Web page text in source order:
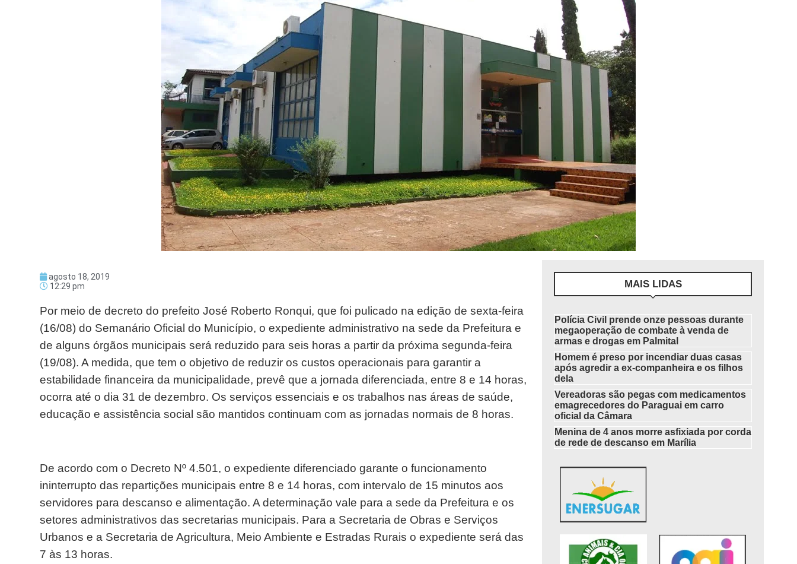
agosto 18, 2019
12:29 pm
Por meio de decreto do prefeito José Roberto Ronqui, que foi pulicado na edição de sexta-feira
(16/08) do Semanário Oficial do Município, o expediente administrativo na sede da Prefeitura e
de alguns órgãos municipais será reduzido para seis horas a partir da próxima segunda-feira
(19/08). A medida, que tem o objetivo de reduzir os custos operacionais para garantir a
estabilidade financeira da municipalidade, prevê que a jornada diferenciada, entre 8 e 14 horas,
ocorra até o dia 31 de dezembro. Os serviços essenciais e os trabalhos nas áreas de saúde,
educação e assistência social são mantidos continuam com as jornadas normais de 8 horas.
De acordo com o Decreto Nº 4.501, o expediente diferenciado garante o funcionamento
ininterrupto das repartições municipais entre 8 e 14 horas, com intervalo de 15 minutos aos
servidores para descanso e alimentação. A determinação vale para a sede da Prefeitura e os
setores administrativos das secretarias municipais. Para a Secretaria de Obras e Serviços
Urbanos e a Secretaria de Agricultura, Meio Ambiente e Estradas Rurais o expediente será das
7 às 13 horas.
MAIS LIDAS
Polícia Civil prende onze pessoas durante
megaoperação de combate à venda de
armas e drogas em Palmital
Homem é preso por incendiar duas casas
após agredir a ex-companheira e os filhos
dela
Vereadoras são pegas com medicamentos
emagrecedores do Paraguai em carro
oficial da Câmara
Menina de 4 anos morre asfixiada por corda
de rede de descanso em Marília